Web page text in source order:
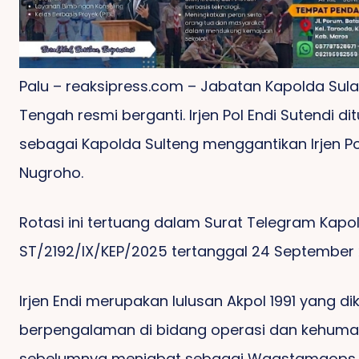
Palu – reaksipress.com – Jabatan Kapolda
Tengah resmi berganti. Irjen Pol Endi Sutendi
sebagai Kapolda Sulteng menggantikan Irjen
Nugroho.
Rotasi ini tertuang dalam Surat Telegram
ST/2192/IX/KEP/2025 tertanggal 24 September
Irjen Endi merupakan lulusan Akpol 1991 yang
berpengalaman di bidang operasi dan
Desakan Tersangka
Bulukumba Menguat
Atas Dugaan Korupsi